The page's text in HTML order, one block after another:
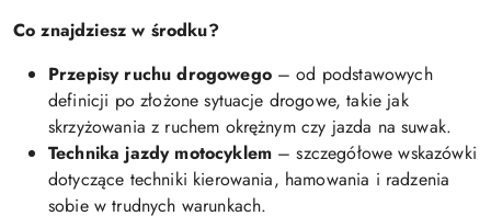
Co znajdziesz w środku?
Przepisy ruchu drogowego– od podstawowych
definicji po złożone sytuacje drogowe, takie jak
skrzyżowania z ruchem okrężnym czy jazda na suwak.
Technika jazdy motocyklem – szczegółowe wskazówki
dotyczące techniki kierowania, hamowania i radzenia
sobie w trudnych warunkach.